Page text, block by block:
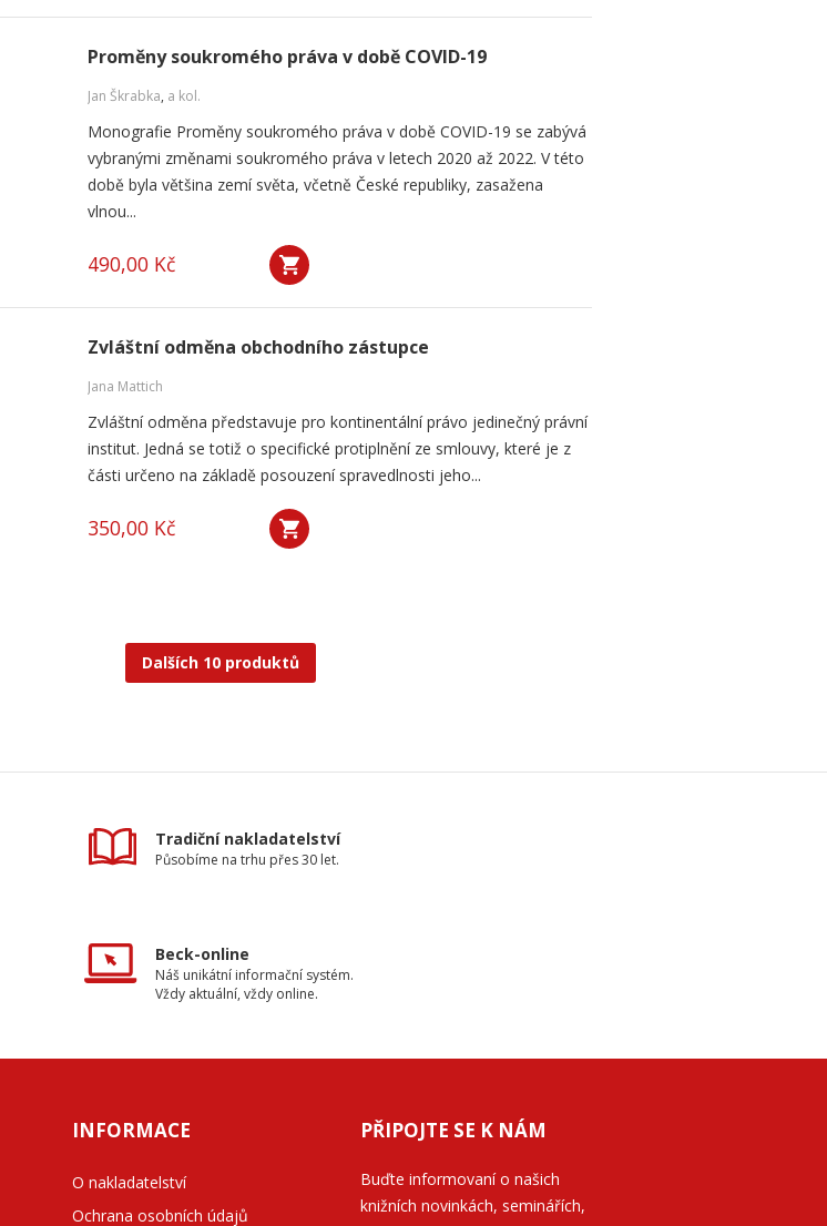
Proměny soukromého práva v době COVID-19
Jan Škrabka, a kol.
Monografie Proměny soukromého práva v době COVID-19 se zabývá
vybranými změnami soukromého práva v letech 2020 až 2022. V této
době byla většina zemí světa, včetně České republiky, zasažena
vlnou...
490,00 Kč
Zvláštní odměna obchodního zástupce
Jana Mattich
Zvláštní odměna představuje pro kontinentální právo jedinečný právní
institut. Jedná se totiž o specifické protiplnění ze smlouvy, které je z
části určeno na základě posouzení spravedlnosti jeho...
350,00 Kč
Dalších 10 produktů
Tradiční nakladatelství
Působíme na trhu přes 30 let.
Beck-online
Náš unikátní informační systém.
Vždy aktuální, vždy online.
INFORMACE
O nakladatelství
Ochrana osobních údajů
PŘIPOJTE SE K NÁM
Buďte informovaní o našich
knižních novinkách, seminářích,